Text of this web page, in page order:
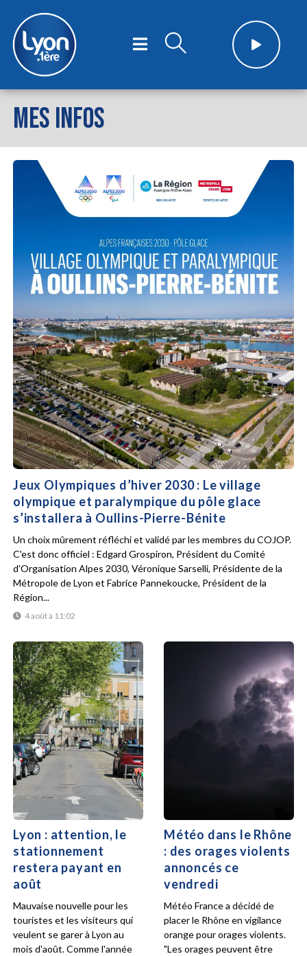
MES INFOS
Jeux Olympiques d’hiver 2030 : Le village
olympique et paralympique du pôle glace
s’installera à Oullins-Pierre-Bénite
4 août à 11:02
Un choix mûrement réfléchi et validé par les membres du COJOP.
C'est donc officiel : Edgard Grospiron, Président du Comité
d'Organisation Alpes 2030, Véronique Sarselli, Présidente de la
Métropole de Lyon et Fabrice Pannekoucke, Président de la
Région...
Lyon : attention, le
stationnement
restera payant en
août
Mauvaise nouvelle pour les
touristes et les visiteurs qui
veulent se garer à Lyon au
mois d'août. Comme l'année
Météo dans le Rhône
: des orages violents
annoncés ce
vendredi
Météo France a décidé de
placer le Rhône en vigilance
orange pour orages violents.
"Les orages peuvent être